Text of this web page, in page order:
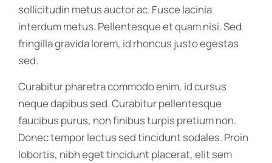
sollicitudin metus auctor ac. Fusce lacinia
interdum metus. Pellentesque et quam nisi. Sed
fringilla gravida lorem, id rhoncus justo egestas
sed.
Curabitur pharetra commodo enim, id cursus
neque dapibus sed. Curabitur pellentesque
faucibus purus, non finibus turpis pretium non.
Donec tempor lectus sed tincidunt sodales. Proin
lobortis, nibh eget tincidunt placerat, elit sem